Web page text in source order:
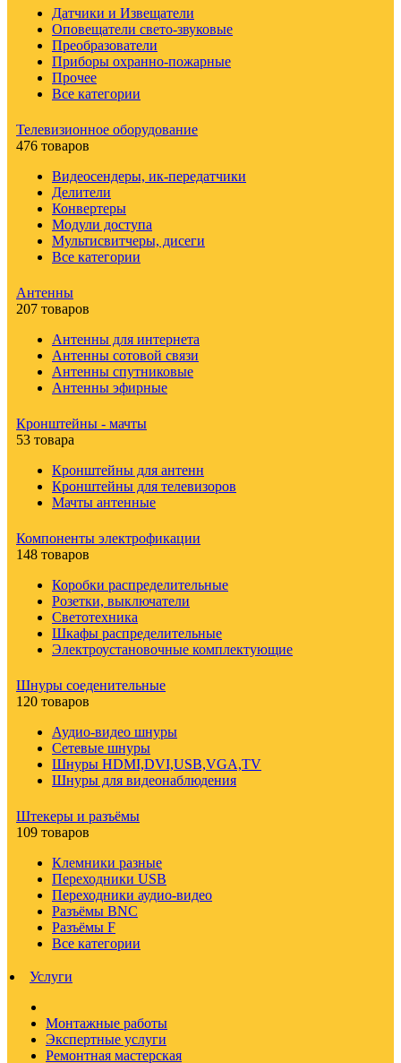
Датчики и Извещатели
Оповещатели свето-звуковые
Преобразователи
Приборы охранно-пожарные
Прочее
Все категории
Телевизионное оборудование
476 товаров
Видеосендеры, ик-передатчики
Делители
Конвертеры
Модули доступа
Мультисвитчеры, дисеги
Все категории
Антенны
207 товаров
Антенны для интернета
Антенны сотовой связи
Антенны спутниковые
Антенны эфирные
Кронштейны - мачты
53 товара
Кронштейны для антенн
Кронштейны для телевизоров
Мачты антенные
Компоненты электрофикации
148 товаров
Коробки распределительные
Розетки, выключатели
Светотехника
Шкафы распределительные
Электроустановочные комплектующие
Шнуры соеденительные
120 товаров
Аудио-видео шнуры
Сетевые шнуры
Шнуры HDMI,DVI,USB,VGA,TV
Шнуры для видеонаблюдения
Штекеры и разъёмы
109 товаров
Клемники разные
Переходники USB
Переходники аудио-видео
Разъёмы BNC
Разъёмы F
Все категории
Услуги
Монтажные работы
Экспертные услуги
Ремонтная мастерская